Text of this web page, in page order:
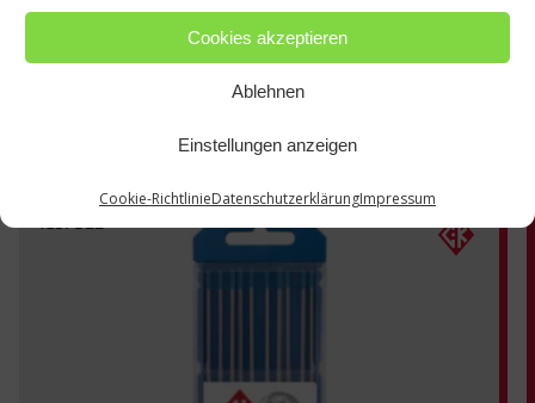
Cookies akzeptieren
Ablehnen
Einstellungen anzeigen
Cookie-RichtlinieDatenschutzerklärungImpressum
T187GL2